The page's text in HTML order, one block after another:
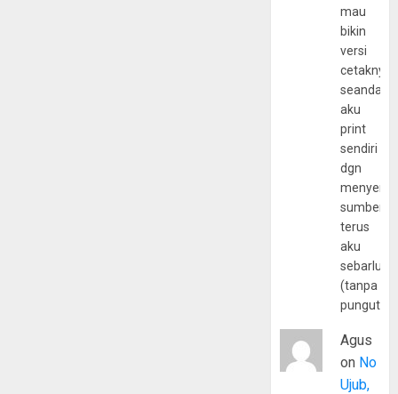
mau
bikin
versi
cetaknya
aku
print
sendiri
dgn
sumber
terus
aku
(tanpa
Agus
on No
Ujub,